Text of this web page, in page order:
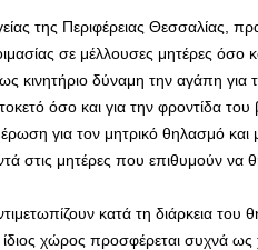
της Περιφέρειας Θεσσαλίας,
σε μέλλουσες μητέρες όσο
κινητήριο δύναμη την αγάπη για
όσο και για την φροντίδα
για τον μητρικό θηλασμό και
στις μητέρες που επιθυμούν να
κατά τη διάρκεια
χώρος προσφέρεται συχνά